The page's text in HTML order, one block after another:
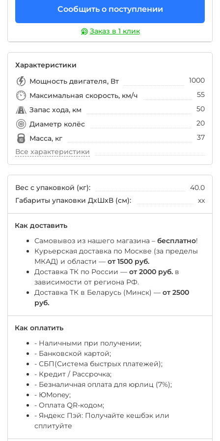
Сообщить о поступлении
Заказ в 1 клик
Характеристики
Мощность двигателя, Вт
1000
Максимальная скорость, км/ч
55
Запас хода, км
50
Диаметр колёс
20
Масса, кг
37
Все характеристики
Вес с упаковкой (кг):
40.0
Габариты упаковки ДхШхВ (см):
xx
Как доставить
Самовывоз из нашего магазина – бесплатно!
Курьерская доставка по Москве (за пределы
МКАД) и области — от 1500 руб.
Доставка ТК по России — от 2000 руб. в
зависимости от региона РФ.
Доставка ТК в Беларусь (Минск) — от 2500
руб.
Как оплатить
- Наличными при получении;
- Банковской картой;
- СБП(Система быстрых платежей);
- Кредит / Рассрочка;
- Безналичная оплата для юрлиц (7%);
- ЮМоney;
- Оплата QR-кодом;
- Яндекс Пэй: Получайте кешбэк или
сплитуйте